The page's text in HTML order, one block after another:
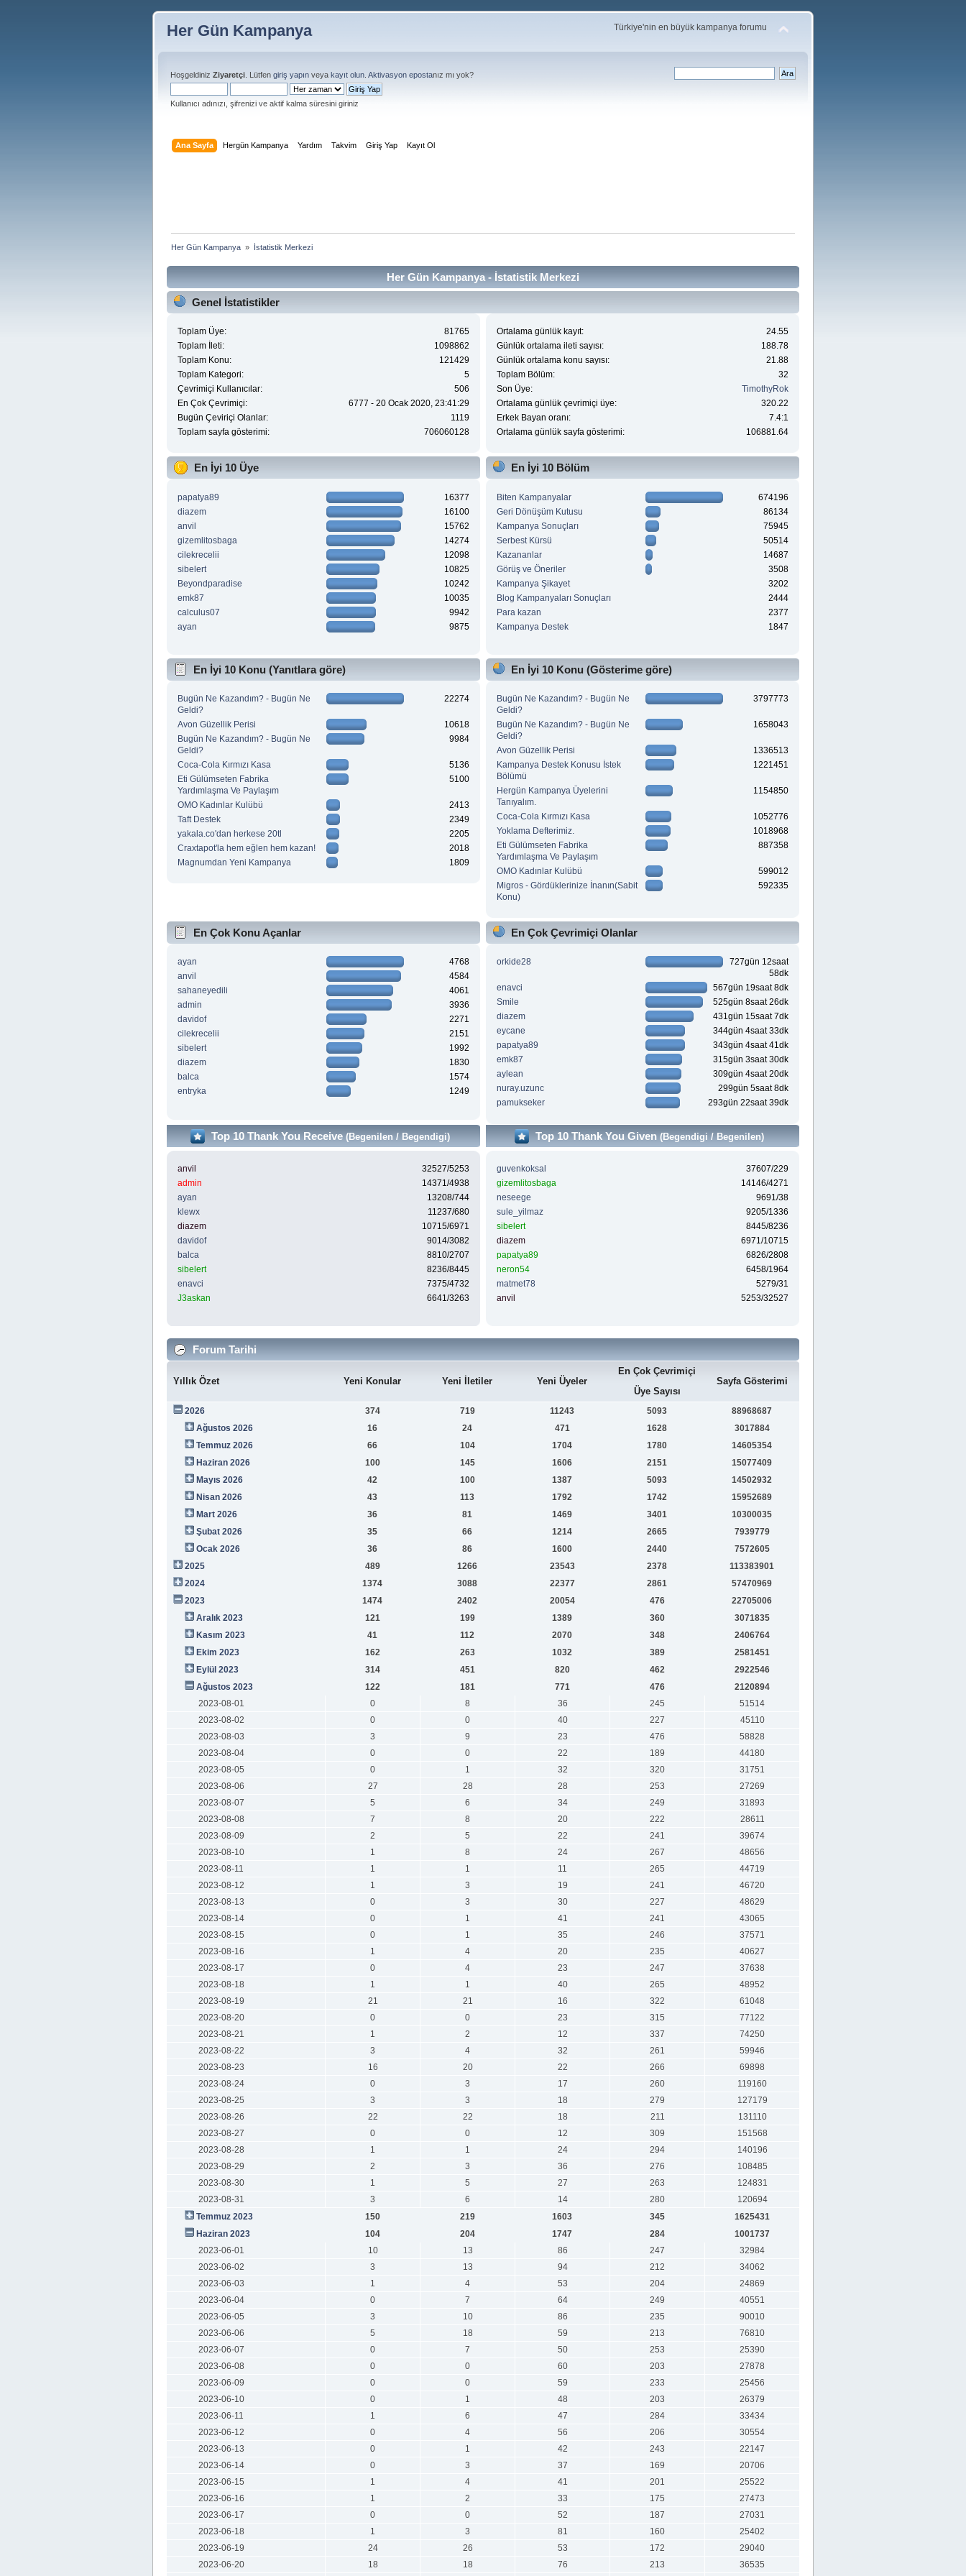
Her Gün Kampanya Türkiye'nin en büyük kampanya forumu
Hoşgeldiniz Ziyaretçi . Lütfen giriş yapın veya kayıt olun Aktivasyon epostanız mı yok?
Kullanıcı adınızı, şifrenizi ve aktif kalma süresini giriniz
Ana Sayfa Hergün Kampanya Yardım Takvim Giriş Yap Kayıt Ol
Her Gün Kampanya » İstatistik Merkezi
Her Gün Kampanya - İstatistik Merkezi
Genel İstatistikler
Toplam Üye:
81765
Toplam İleti:
1098862
Toplam Konu:
121429
Toplam Kategori:
5
Çevrimiçi Kullanıcılar:
506
En Çok Çevrimiçi:
6777 - 20 Ocak 2020, 23:41:29
Bugün Çeviriçi Olanlar:
1119
Toplam sayfa gösterimi:
706060128
Ortalama günlük kayıt:
24.55
Günlük ortalama ileti sayısı:
188.78
Günlük ortalama konu sayısı:
21.88
Toplam Bölüm:
32
Son Üye:
TimothyRok
Ortalama günlük çevrimiçi üye:
320.22
Erkek Bayan oranı:
7.4:1
Ortalama günlük sayfa gösterimi:
106881.64
En İyi 10 Üye
papatya89
16377
diazem
16100
anvil
15762
gizemlitosbaga
14274
cilekrecelii
12098
sibelert
10825
Beyondparadise
10242
emk87
10035
calculus07
9942
ayan
9875
En İyi 10 Bölüm
Biten Kampanyalar
674196
Geri Dönüşüm Kutusu
86134
Kampanya Sonuçları
75945
Serbest Kürsü
50514
Kazananlar
14687
Görüş ve Öneriler
3508
Kampanya Şikayet
3202
Blog Kampanyaları Sonuçları
2444
Para kazan
2377
Kampanya Destek
1847
En İyi 10 Konu (Yanıtlara göre)
Bugün Ne Kazandım? - Bugün Ne
Geldi?
22274
Avon Güzellik Perisi
10618
Bugün Ne Kazandım? - Bugün Ne
Geldi?
9984
Coca-Cola Kırmızı Kasa
5136
Eti Gülümseten Fabrika
Yardımlaşma Ve Paylaşım
5100
OMO Kadınlar Kulübü
2413
Taft Destek
2349
yakala.co'dan herkese 20tl
2205
Craxtapot'la hem eğlen hem kazan!
2018
Magnumdan Yeni Kampanya
1809
En İyi 10 Konu (Gösterime göre)
Bugün Ne Kazandım? - Bugün Ne
Geldi?
3797773
Bugün Ne Kazandım? - Bugün Ne
Geldi?
1658043
Avon Güzellik Perisi
1336513
Kampanya Destek Konusu İstek
Bölümü
1221451
Hergün Kampanya Üyelerini
Tanıyalım.
1154850
Coca-Cola Kırmızı Kasa
1052776
Yoklama Defterimiz.
1018968
Eti Gülümseten Fabrika
Yardımlaşma Ve Paylaşım
887358
OMO Kadınlar Kulübü
599012
Migros - Gördüklerinize İnanın(Sabit
Konu)
592335
En Çok Konu Açanlar
ayan
4768
anvil
4584
sahaneyedili
4061
admin
3936
davidof
2271
cilekrecelii
2151
sibelert
1992
diazem
1830
balca
1574
entryka
1249
En Çok Çevrimiçi Olanlar
orkide28
727gün 12saat
58dk
enavci
567gün 19saat 8dk
Smile
525gün 8saat 26dk
diazem
431gün 15saat 7dk
eycane
344gün 4saat 33dk
papatya89
343gün 4saat 41dk
emk87
315gün 3saat 30dk
aylean
309gün 4saat 20dk
nuray.uzunc
299gün 5saat 8dk
pamukseker
293gün 22saat 39dk
Top 10 Thank You Receive (Begenilen / Begendigi)
anvil
32527/5253
admin
14371/4938
ayan
13208/744
klewx
11237/680
diazem
10715/6971
davidof
9014/3082
balca
8810/2707
sibelert
8236/8445
enavci
7375/4732
J3askan
6641/3263
Top 10 Thank You Given(Begendigi / Begenilen)
guvenkoksal
37607/229
gizemlitosbaga
14146/4271
neseege
9691/38
sule_yilmaz
9205/1336
sibelert
8445/8236
diazem
6971/10715
papatya89
6826/2808
neron54
6458/1964
matmet78
5279/31
anvil
5253/32527
Forum Tarihi
Yıllık Özet Yeni Konular Yeni İletiler Yeni Üyeler
En Çok Çevrimiçi
Üye Sayısı
Sayfa Gösterimi
2026 374 719 11243 5093
88968687
Ağustos 2026
16 24 471 1628
3017884
Temmuz 2026
66 104 1704 1780
14605354
Haziran 2026
100 145 1606 2151
15077409
Mayıs 2026
42 100 1387 5093
14502932
Nisan 2026
43 113 1792 1742
15952689
Mart 2026
36 81 1469 3401
10300035
Şubat 2026
35 66 1214 2665
7939779
Ocak 2026
36 86 1600 2440
7572605
2025
489 1266 23543 2378
113383901
2024
1374 3088 22377 2861
57470969
2023
1474 2402 20054 476
22705006
Aralık 2023
121 199 1389 360
3071835
Kasım 2023
41 112 2070 348
2406764
Ekim 2023
162 263 1032 389
2581451
Eylül 2023
314 451 820 462
2922546
Ağustos 2023
122 181 771 476
2120894
2023-08-01
0 8 36 245
51514
2023-08-02
0 0 40 227
45110
2023-08-03
3 9 23 476
58828
2023-08-04
0 0 22 189
44180
2023-08-05
0 1 32 320
31751
2023-08-06
27 28 28 253
27269
2023-08-07
5 6 34 249
31893
2023-08-08
7 8 20 222
28611
2023-08-09
2 5 22 241
39674
2023-08-10
1 8 24 267
48656
2023-08-11
1 1 11 265
44719
2023-08-12
1 3 19 241
46720
2023-08-13
0 3 30 227
48629
2023-08-14
0 1 41 241
43065
2023-08-15
0 1 35 246
37571
2023-08-16
1 4 20 235
40627
2023-08-17
0 4 23 247
37638
2023-08-18
1 1 40 265
48952
2023-08-19
21 21 16 322
61048
2023-08-20
0 0 23 315
77122
2023-08-21
1 2 12 337
74250
2023-08-22
3 4 32 261
59946
2023-08-23
16 20 22 266
69898
2023-08-24
0 3 17 260
119160
2023-08-25
3 3 18 279
127179
2023-08-26
22 22 18 211
131110
2023-08-27
0 0 12 309
151568
2023-08-28
1 1 24 294
140196
2023-08-29
2 3 36 276
108485
2023-08-30
1 5 27 263
124831
2023-08-31
3 6 14 280
120694
Temmuz 2023
150 219 1603 345
1625431
Haziran 2023
104 204 1747 284
1001737
2023-06-01
10 13 86 247
32984
2023-06-02
3 13 94 212
34062
2023-06-03
1 4 53 204
24869
2023-06-04
0 7 64 249
40551
2023-06-05
3 10 86 235
90010
2023-06-06
5 18 59 213
76810
2023-06-07
0 7 50 253
25390
2023-06-08
0 0 60 203
27878
2023-06-09
0 0 59 233
25456
2023-06-10
0 1 48 203
26379
2023-06-11
1 6 47 284
33434
2023-06-12
0 4 56 206
30554
2023-06-13
0 1 42 243
22147
2023-06-14
0 3 37 169
20706
2023-06-15
1 4 41 201
25522
2023-06-16
1 2 33 175
27473
2023-06-17
0 0 52 187
27031
2023-06-18
1 3 81 160
25402
2023-06-19
24 26 53 172
29040
2023-06-20
18 18 76 213 36535